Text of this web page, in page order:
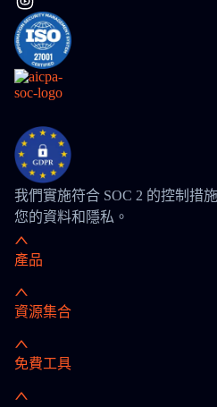
我們實施符合 SOC 2 的控制措
您的資料和隱私。
產品
資源集合
免費工具